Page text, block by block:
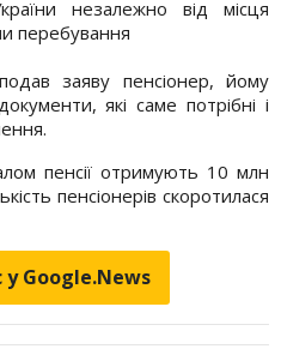
незалежно від місця
перебування
заяву пенсіонер, йому
які саме потрібні і
пенсії отримують 10 млн
пенсіонерів скоротилася
Google.News